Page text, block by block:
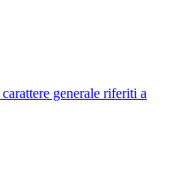
generale riferiti a